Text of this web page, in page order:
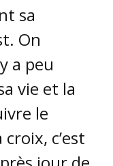
sa
On
a peu
vie et la
le
c’est